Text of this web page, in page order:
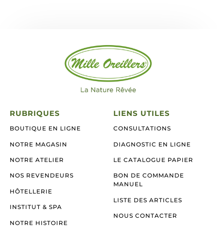
RUBRIQUES
BOUTIQUE EN LIGNE
NOTRE MAGASIN
NOTRE ATELIER
NOS REVENDEURS
HÔTELLERIE
INSTITUT & SPA
NOTRE HISTOIRE
LIENS UTILES
CONSULTATIONS
DIAGNOSTIC EN LIGNE
LE CATALOGUE PAPIER
BON DE COMMANDE
MANUEL
LISTE DES ARTICLES
NOUS CONTACTER